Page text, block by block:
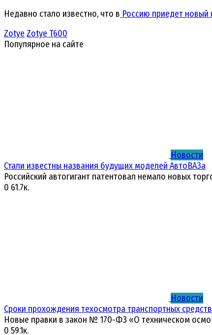
Недавно стало известно, что в Россию приедет новый
Zotye Zotye T600
Популярное на сайте
Новости
Стали известны названия будущих моделей АвтоВАЗа
Российский автогигант патентовал немало новых
0 61.7к.
Новости
Сроки прохождения техосмотра транспортных
Новые правки в закон № 170-ФЗ «О техническом
0 59.1к.